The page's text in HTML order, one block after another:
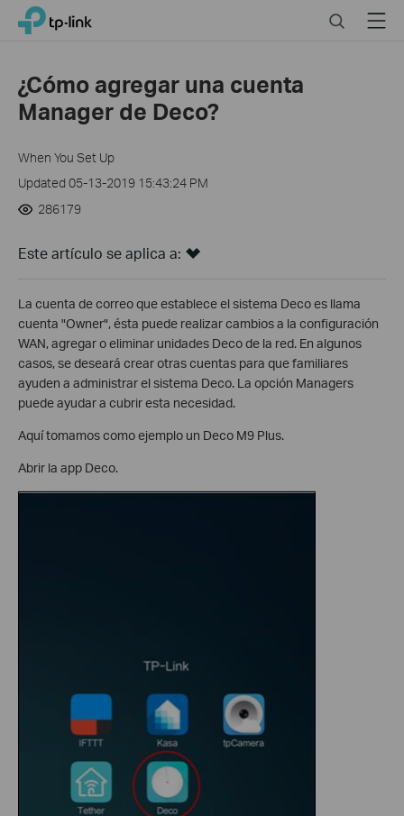
Click
navigation
TP-Link, Reliably Smart SearchMenu
¿Cómo agregar una cuenta
Manager de Deco?
When You Set Up
Updated 05-13-2019 15:43:24 PM
286179
Este artículo se aplica a:
La cuenta de correo que establece el sistema Deco es llama
cuenta "Owner", ésta puede realizar cambios a la configuración
WAN, agregar o eliminar unidades Deco de la red. En algunos
casos, se deseará crear otras cuentas para que familiares
ayuden a administrar el sistema Deco. La opción Managers
puede ayudar a cubrir esta necesidad.
Aquí tomamos como ejemplo un Deco M9 Plus.
Abrir la app Deco.